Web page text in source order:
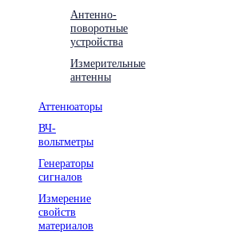
Антенно-
поворотные
устройства
Измерительные
антенны
Аттенюаторы
ВЧ-
вольтметры
Генераторы
сигналов
Измерение
свойств
материалов